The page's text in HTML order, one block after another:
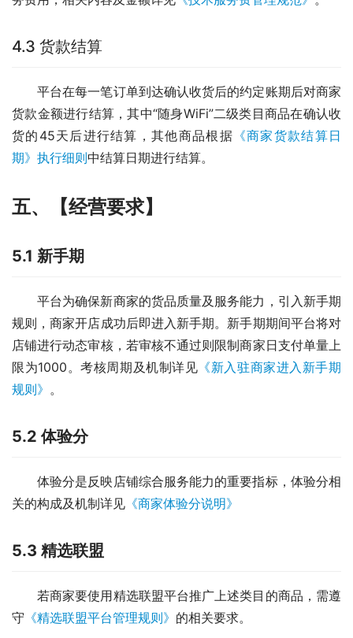
4.3 货款结算
平台在每一笔订单到达确认收货后的约定账期后对商家
货款金额进行结算，其中“随身WiFi”二级类目商品在确认收
货的45天后进行结算，其他商品根据 《商家货款结算日
期》执行细则中结算日期进行结算。
五、【经营要求】
5.1 新手期
平台为确保新商家的货品质量及服务能力，引入新手期
规则，商家开店成功后即进入新手期。新手期期间平台将对
店铺进行动态审核，若审核不通过则限制商家日支付单量上
限为1000。考核周期及机制详见 《新入驻商家进入新手期
规则》 。
5.2 体验分
体验分是反映店铺综合服务能力的重要指标，体验分相
关的构成及机制详见 《商家体验分说明》
5.3 精选联盟
若商家要使用精选联盟平台推广上述类目的商品，需遵
守 《精选联盟平台管理规则》 的相关要求。